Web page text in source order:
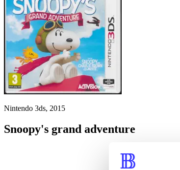
Nintendo 3ds, 2015
Snoopy's grand adventure